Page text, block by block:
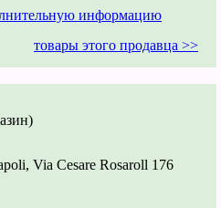
информацию
товары этого продавца >>
Via Cesare Rosaroll 176